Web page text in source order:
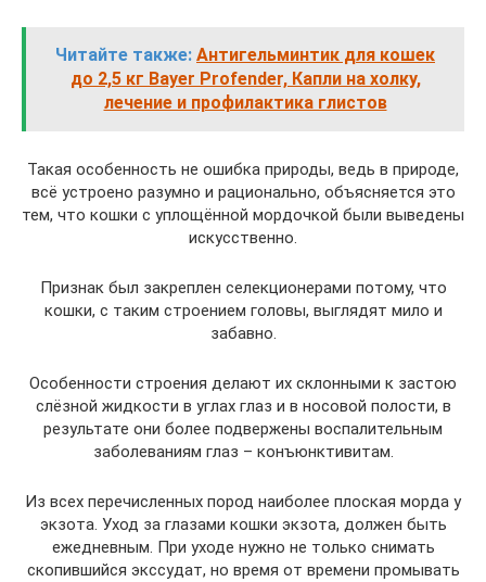
Читайте также: Антигельминтик для кошек
до 2,5 кг Bayer Profender, Капли на холку,
лечение и профилактика глистов
Такая особенность не ошибка природы, ведь в природе,
всё устроено разумно и рационально, объясняется это
тем, что кошки с уплощённой мордочкой были выведены
искусственно.
Признак был закреплен селекционерами потому, что
кошки, с таким строением головы, выглядят мило и
забавно.
Особенности строения делают их склонными к застою
слёзной жидкости в углах глаз и в носовой полости, в
результате они более подвержены воспалительным
заболеваниям глаз – конъюнктивитам.
Из всех перечисленных пород наиболее плоская морда у
экзота. Уход за глазами кошки экзота, должен быть
ежедневным. При уходе нужно не только снимать
скопившийся экссудат, но время от времени промывать